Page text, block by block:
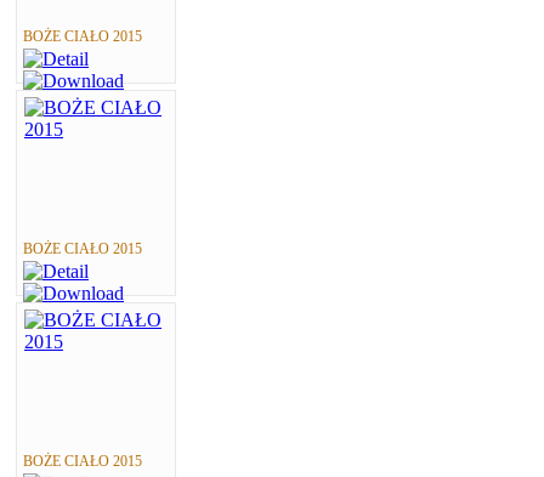
BOŻE CIAŁO 2015
BOŻE CIAŁO 2015
BOŻE CIAŁO 2015